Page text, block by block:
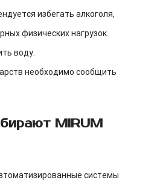
избегать алкоголя,
физических нагрузок.
воду.
необходимо сообщить
MIRUM
системы